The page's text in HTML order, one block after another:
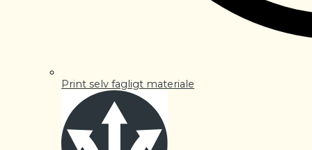
Print selv fagligt materiale